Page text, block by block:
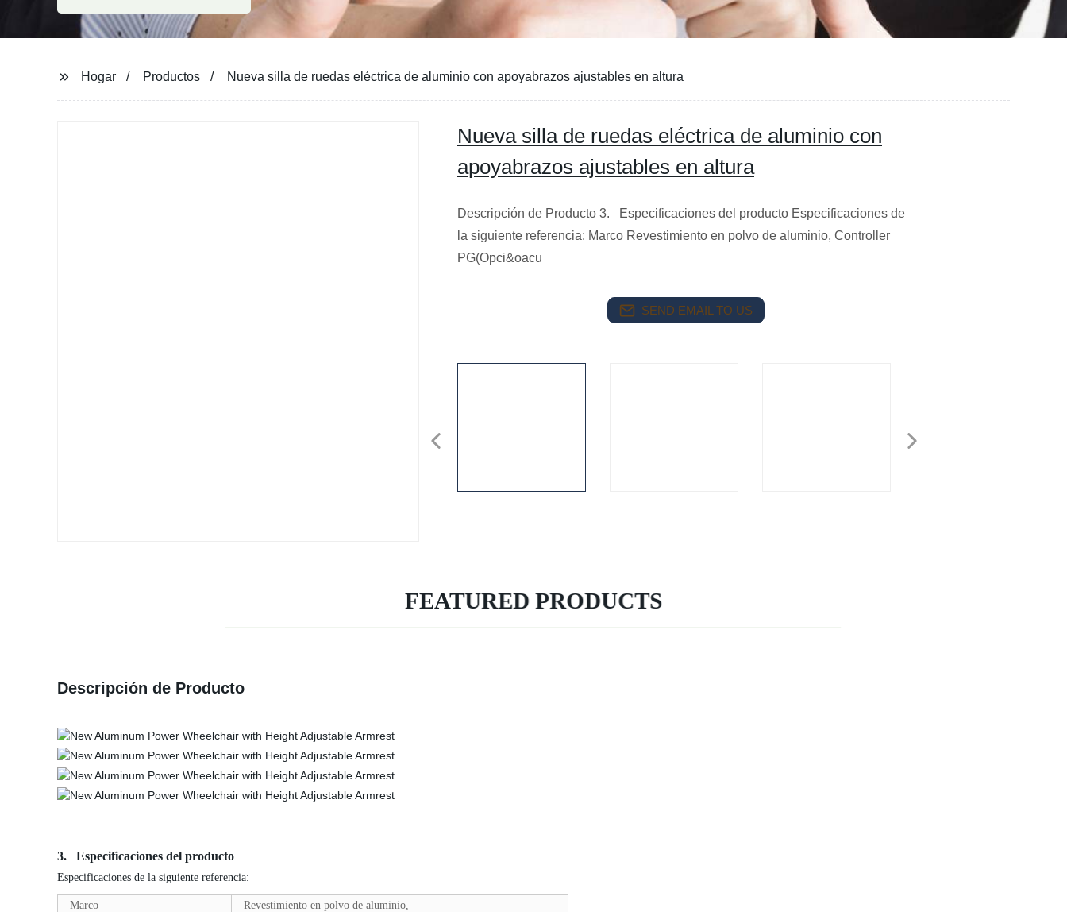
Hogar Productos Nueva silla de ruedas eléctrica de aluminio con apoyabrazos ajustables en altura
Nueva silla de ruedas eléctrica de aluminio con
apoyabrazos ajustables en altura
Descripción de Producto 3. Especificaciones del producto Especificaciones de
la siguiente referencia: Marco Revestimiento en polvo de aluminio, Controller
PG(Opci&oacu
SEND EMAIL TO US
FEATURED PRODUCTS
Descripción de Producto
3. Especificaciones del producto
Especificaciones de la siguiente referencia:
Marco
Revestimiento en polvo de aluminio,